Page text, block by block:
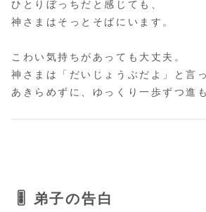
ひとりぼっちだと感じても、
神さまはそっとそばにいます。
こわい気持ちがあっても大丈夫。
神さまは「だいじょうぶだよ」と言
あきらめずに、ゆっくり一歩ずつ進
🎚️ 弟子の告白